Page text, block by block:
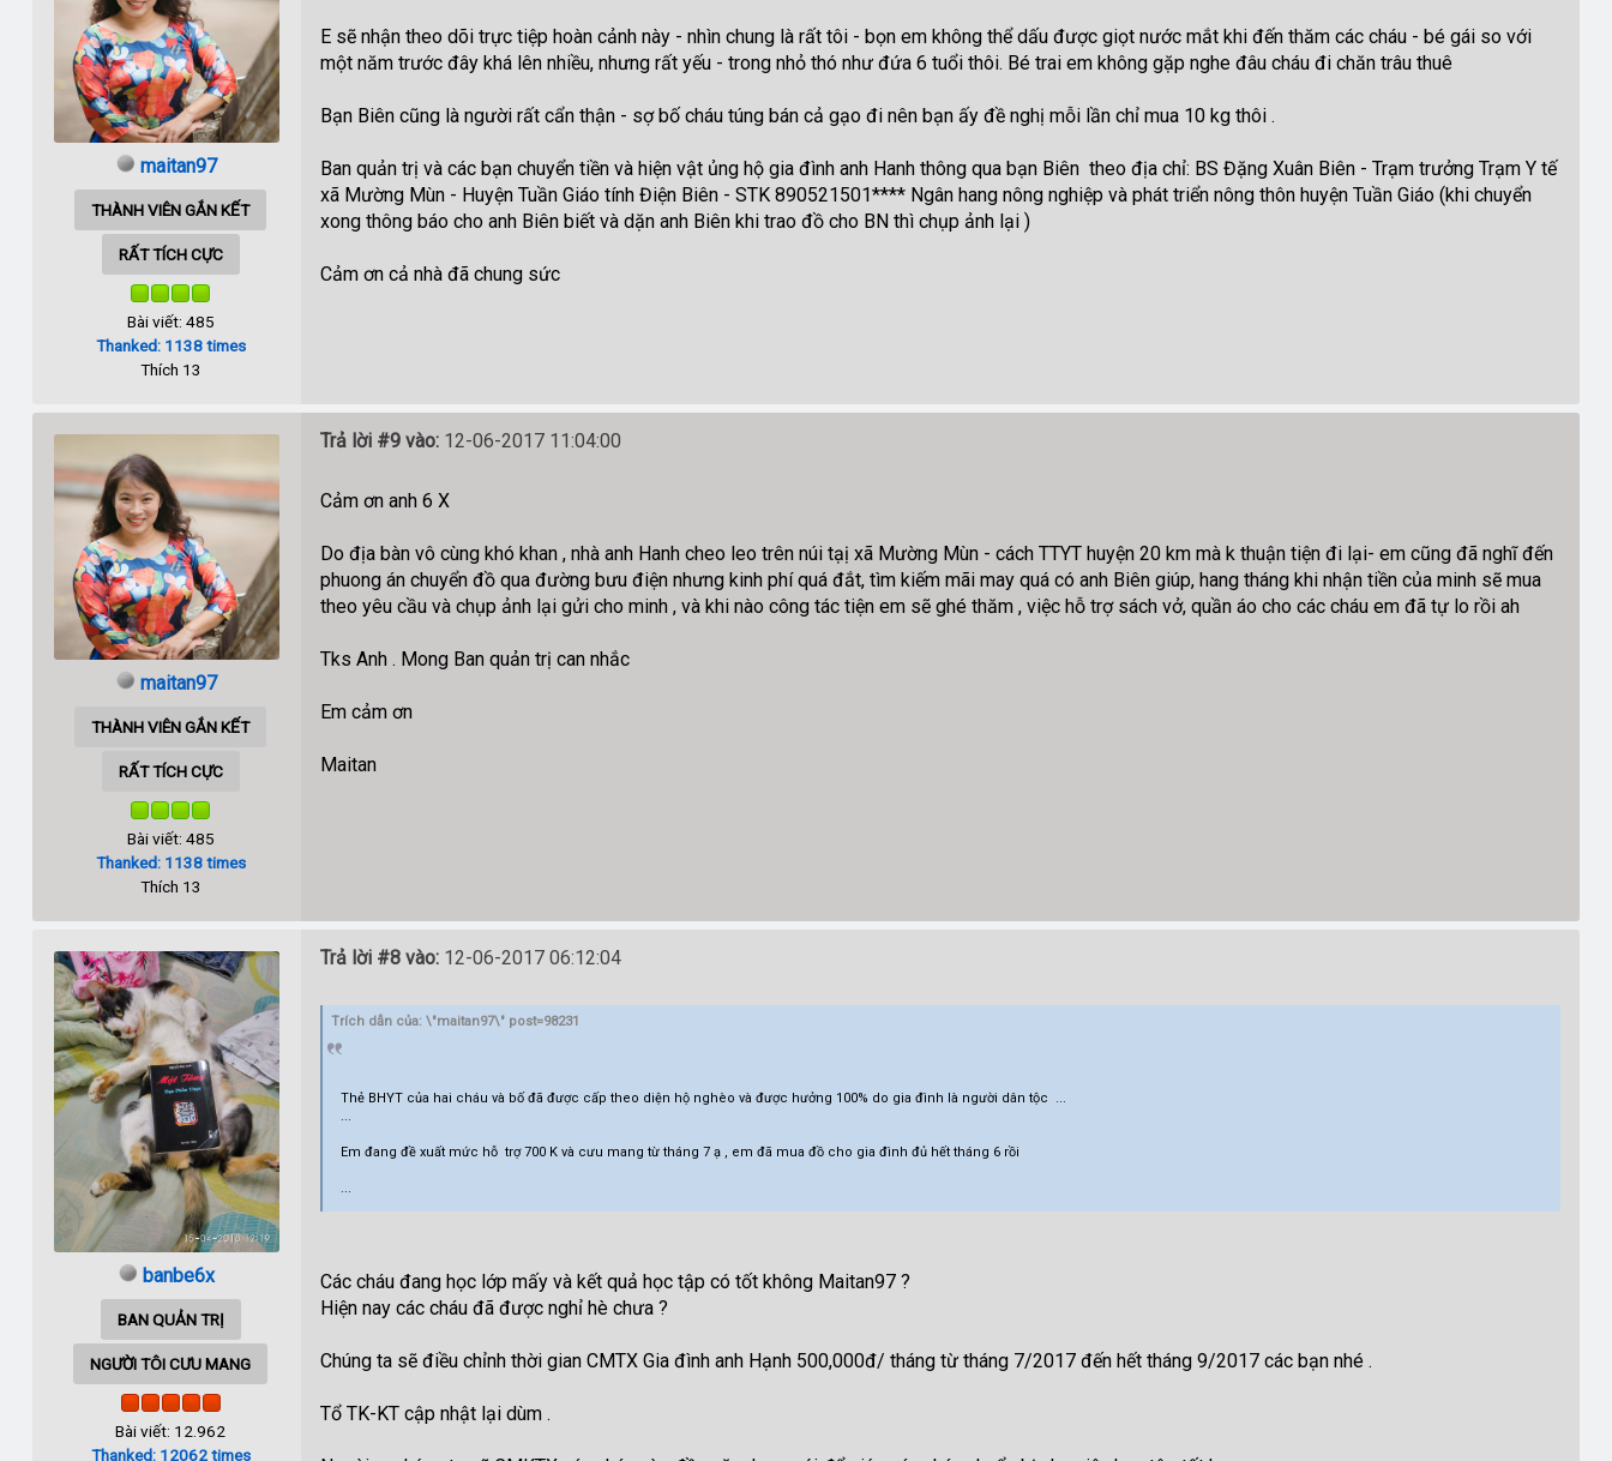
maitan97
THÀNH VIÊN GẮN KẾT
RẤT TÍCH CỰC
Bài viết: 485
Thanked: 1138 times
Thích 13
E sẽ nhận theo dõi trực tiệp hoàn cảnh này - nhìn chung là rất tôi - bọn em không thể dấu được giọt nước mắt khi đến thăm các cháu - bé gái so với
một năm trước đây khá lên nhiều, nhưng rất yếu - trong nhỏ thó như đứa 6 tuổi thôi. Bé trai em không gặp nghe đâu cháu đi chăn trâu thuê
Bạn Biên cũng là người rất cẩn thận - sợ bố cháu túng bán cả gạo đi nên bạn ấy đề nghị mỗi lần chỉ mua 10 kg thôi .
Ban quản trị và các bạn chuyển tiền và hiện vật ủng hộ gia đình anh Hanh thông qua bạn Biên theo địa chỉ: BS Đặng Xuân Biên - Trạm trưởng Trạm Y tế
xã Mường Mùn - Huyện Tuần Giáo tính Điện Biên - STK 890521501**** Ngân hang nông nghiệp và phát triển nông thôn huyện Tuần Giáo (khi chuyển
xong thông báo cho anh Biên biết và dặn anh Biên khi trao đồ cho BN thì chụp ảnh lại )
Cảm ơn cả nhà đã chung sức
maitan97
THÀNH VIÊN GẮN KẾT
RẤT TÍCH CỰC
Bài viết: 485
Thanked: 1138 times
Thích 13
Trả lời #9 vào:12-06-2017 11:04:00
Cảm ơn anh 6 X
Do địa bàn vô cùng khó khan , nhà anh Hanh cheo leo trên núi tạị xã Mường Mùn - cách TTYT huyện 20 km mà k thuận tiện đi lại- em cũng đã nghĩ đến
phuong án chuyển đồ qua đường bưu điện nhưng kinh phí quá đắt, tìm kiếm mãi may quá có anh Biên giúp, hang tháng khi nhận tiền của minh sẽ mua
theo yêu cầu và chụp ảnh lại gửi cho minh , và khi nào công tác tiện em sẽ ghé thăm , việc hỗ trợ sách vở, quần áo cho các cháu em đã tự lo rồi ah
Tks Anh . Mong Ban quản trị can nhắc
Em cảm ơn
Maitan
banbe6x
BAN QUẢN TRỊ
NGƯỜI TÔI CƯU MANG
Bài viết: 12.962
Thanked: 12062 times
Trả lời #8 vào:12-06-2017 06:12:04
Trích dẫn của: \"maitan97\" post=98231
Thẻ BHYT của hai cháu và bố đã được cấp theo diện hộ nghèo và được hưởng 100% do gia đình là người dân tộc ...
...
Em đang đề xuất mức hỗ trợ 700 K và cưu mang từ tháng 7 ạ , em đã mua đồ cho gia đình đủ hết tháng 6 rồi
...
Các cháu đang học lớp mấy và kết quả học tập có tốt không Maitan97 ?
Hiện nay các cháu đã được nghỉ hè chưa ?
Chúng ta sẽ điều chỉnh thời gian CMTX Gia đình anh Hạnh 500,000đ/ tháng từ tháng 7/2017 đến hết tháng 9/2017 các bạn nhé .
Tổ TK-KT cập nhật lại dùm .